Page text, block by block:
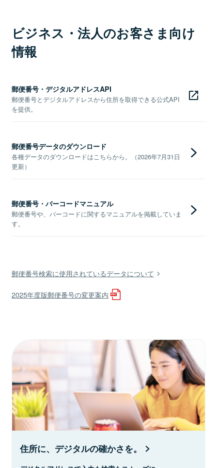
ビジネス・法人のお客さま向け
情報
郵便番号・デジタルアドレスAPI
郵便番号とデジタルアドレスから住所を取得できる公式API
を提供。
郵便番号データのダウンロード
各種データのダウンロードはこちらから。（2026年7月31日
更新）
郵便番号・バーコードマニュアル
郵便番号や、バーコードに関するマニュアルを掲載していま
す。
郵便番号検索に使用されているデータについて
2025年度版郵便番号の変更案内
住所に、デジタルの確かさを。